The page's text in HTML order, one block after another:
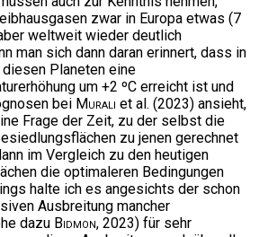
zwar in Europa etwas (7
weltweit wieder deutlich
man sich dann daran erinnert, dass in
Planeten eine
um +2 ºC erreicht ist und
bei Murali et al. (2023) ansieht,
Frage der Zeit, zu der selbst die
zu jenen gerechnet
im Vergleich zu den heutigen
die optimaleren Bedingungen
halte ich es angesichts der schon
Ausbreitung mancher
dazu Bidmon, 2023) für sehr